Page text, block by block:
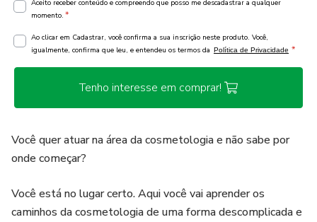
Aceito receber conteúdo e compreendo que posso me descadastrar a qualquer
momento. *
Ao clicar em Cadastrar, você confirma a sua inscrição neste produto. Você,
igualmente, confirma que leu, e entendeu os termos da Política de Privacidade *
Tenho interesse em comprar!
Você quer atuar na área da cosmetologia e não sabe por
onde começar?
Você está no lugar certo. Aqui você vai aprender os
caminhos da cosmetologia de uma forma descomplicada e